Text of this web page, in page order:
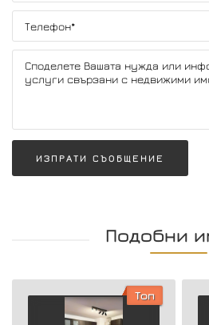
ИЗПРАТИ СЪОБЩЕНИЕ
Подобни
Топ